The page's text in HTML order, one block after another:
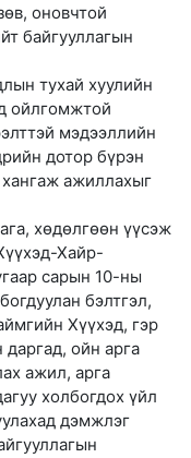
оновчтой
байгууллагын
тухай хуулийн
ойлгомжтой
мэдээллийн
дотор бүрэн
ажиллахыг
хөдөлгөөн үүсэж
Хайр-
сарын 10-ны
бэлтгэл,
Хүүхэд, гэр
ойн арга
ажил, арга
холбогдох үйл
дэмжлэг